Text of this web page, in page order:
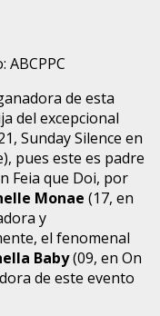
ABCPPC
de esta
del excepcional
Sunday Silence en
pues este es padre
Feia que Doi, por
Monae (17, en
y
el fenomenal
Baby(09, en On
de este evento